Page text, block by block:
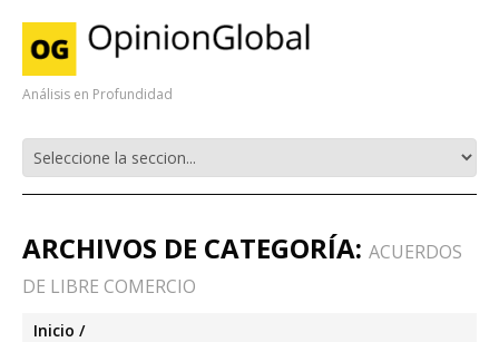
Análisis en Profundidad
ARCHIVOS DE CATEGORÍA: ACUERDOS
DE LIBRE COMERCIO
Inicio